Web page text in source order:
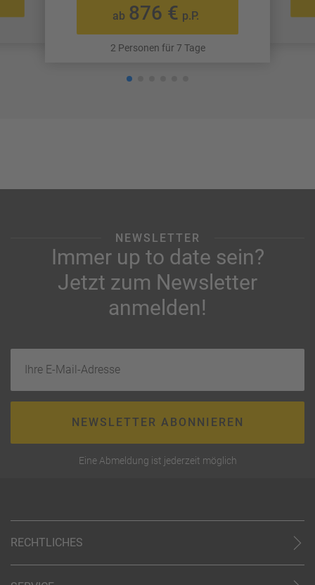
ab 876 € p.P.
2 Personen für 7 Tage
NEWSLETTER
Immer up to date sein?
Jetzt zum Newsletter
anmelden!
NEWSLETTER ABONNIEREN
Eine Abmeldung ist jederzeit möglich
RECHTLICHES